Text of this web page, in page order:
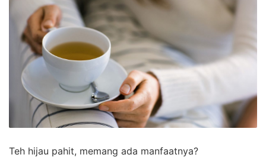
Teh hijau pahit, memang ada manfaatnya?